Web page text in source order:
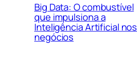
Big Data: O combustível
que impulsiona a
Inteligência Artificial nos
negócios